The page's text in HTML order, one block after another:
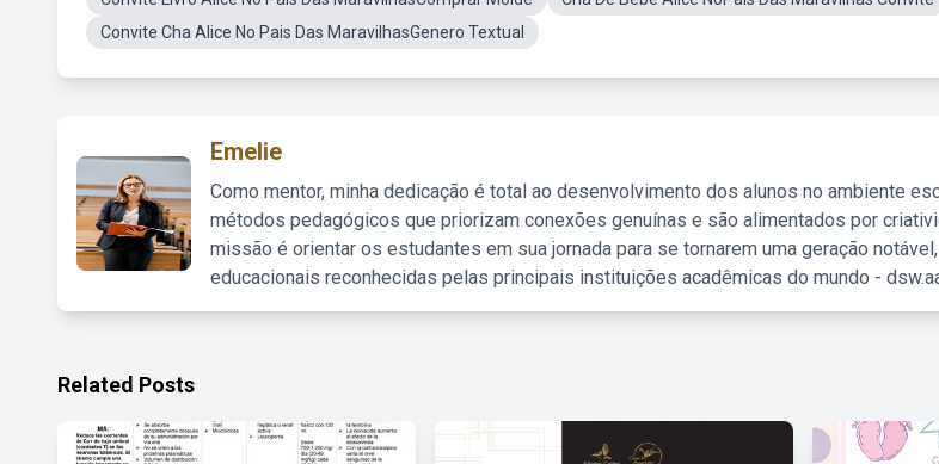
Convite Cha Alice No Pais Das MaravilhasGenero Textual
Emelie
Como mentor, minha dedicação é total ao desenvolvimento dos alunos no ambiente
métodos pedagógicos que priorizam conexões genuínas e são alimentados por
missão é orientar os estudantes em sua jornada para se tornarem uma geração
educacionais reconhecidas pelas principais instituições acadêmicas do mundo -
Related Posts